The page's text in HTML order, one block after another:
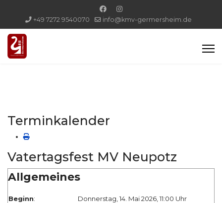
+49 7272 9540070 info@kmv-germersheim.de
Terminkalender
Vatertagsfest MV Neupotz
Allgemeines
Beginn:
Donnerstag, 14. Mai 2026, 11:00 Uhr